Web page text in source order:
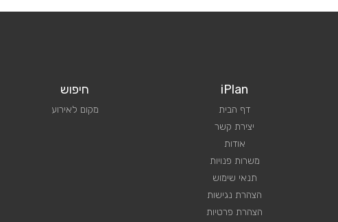
iPlan
דף הבית
יצירת קשר
אודות
משרות פנויות
תנאי שימוש
הצהרת נגישות
הצהרת פרטיות
חיפוש
מקום לאירוע